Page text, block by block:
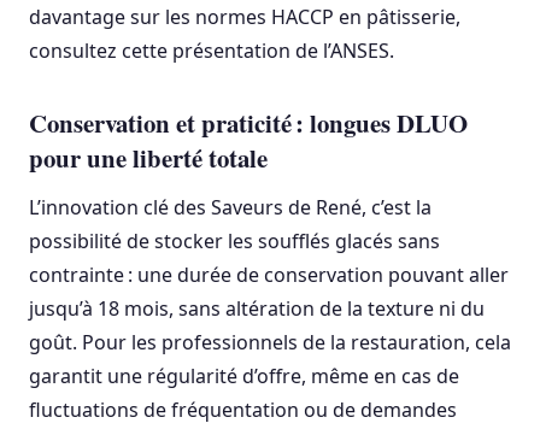
davantage sur les normes HACCP en pâtisserie,
consultez cette présentation de l’ANSES.
Conservation et praticité : longues DLUO
pour une liberté totale
L’innovation clé des Saveurs de René, c’est la
possibilité de stocker les soufflés glacés sans
contrainte : une durée de conservation pouvant aller
jusqu’à 18 mois, sans altération de la texture ni du
goût. Pour les professionnels de la restauration, cela
garantit une régularité d’offre, même en cas de
fluctuations de fréquentation ou de demandes